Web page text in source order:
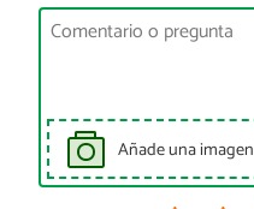
Añade una imagen